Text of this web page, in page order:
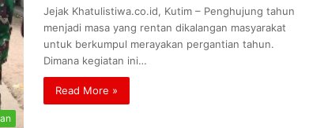
Jejak Khatulistiwa.co.id, Kutim – Penghujung tahun
menjadi masa yang rentan dikalangan masyarakat
untuk berkumpul merayakan pergantian tahun.
Dimana kegiatan ini…
Read More »